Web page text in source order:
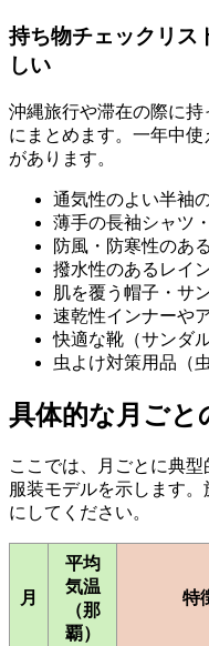
持ち物チェックリス
しい
沖縄旅行や滞在の際に
にまとめます。一年中
があります。
通気性のよい半袖
薄手の長袖シャツ
防風・防寒性のあ
撥水性のあるレイ
肌を覆う帽子・サ
速乾性インナーや
快適な靴（サンダ
虫よけ対策用品（
具体的な月ごと
ここでは、月ごとに典
服装モデルを示します
にしてください。
月
平均
気温
（那
覇）
特